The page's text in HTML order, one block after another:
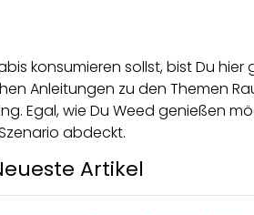
konsumieren sollst, bist Du
Anleitungen zu den Themen
Egal, wie Du Weed genießen
abdeckt.
Artikel